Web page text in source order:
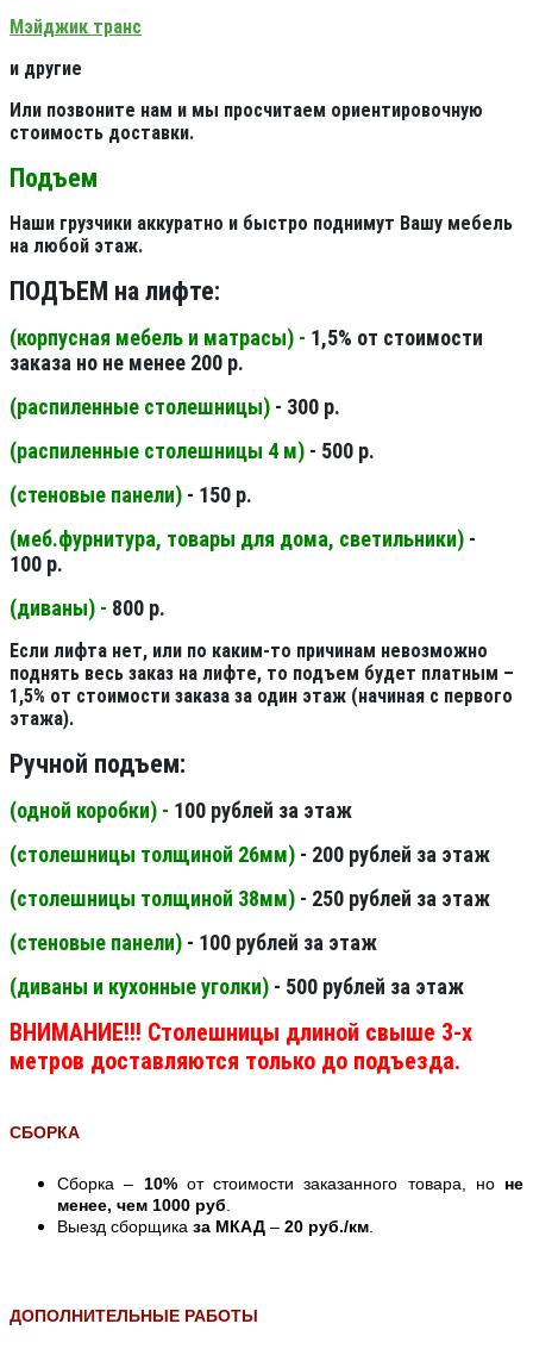
Мэйджик транс
и другие
Или позвоните нам и мы просчитаем ориентировочную
стоимость доставки.
Подъем
Наши грузчики аккуратно и быстро поднимут Вашу мебель
на любой этаж.
ПОДЪЕМ на лифте:
(корпусная мебель и матрасы) - 1,5% от стоимости
заказа но не менее 200 р.
(распиленные столешницы) - 300 р.
(распиленные столешницы 4 м) - 500 р.
(стеновые панели) - 150 р.
(меб.фурнитура, товары для дома, светильники) -
100 р.
(диваны) - 800 р.
Если лифта нет, или по каким-то причинам невозможно
поднять весь заказ на лифте, то подъем будет платным –
1,5% от стоимости заказа за один этаж (начиная с первого
этажа).
Ручной подъем:
(одной коробки) - 100 рублей за этаж
(столешницы толщиной 26мм) - 200 рублей за этаж
(столешницы толщиной 38мм) - 250 рублей за этаж
(стеновые панели) - 100 рублей за этаж
(диваны и кухонные уголки) - 500 рублей за этаж
ВНИМАНИЕ!!! Столешницы длиной свыше 3-х
метров доставляются только до подъезда.
СБОРКА
Сборка – 10%от стоимости заказанного товара, но не
менее, чем 1000 руб
Выезд сборщика за МКАД – 20 руб./км
ДОПОЛНИТЕЛЬНЫЕ РАБОТЫ